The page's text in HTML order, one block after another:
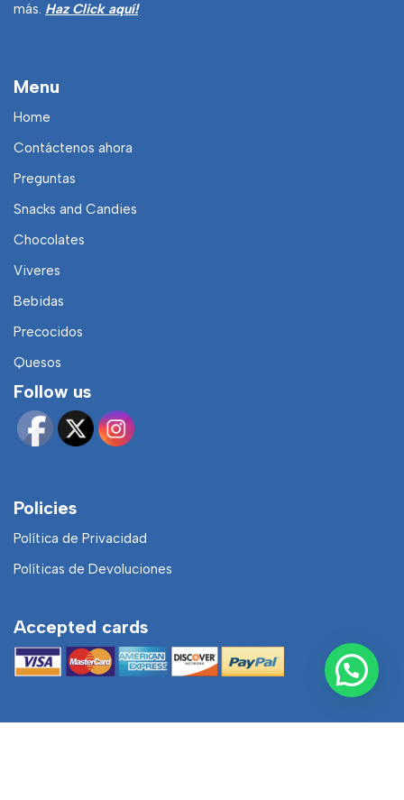
más. Haz Click aquí!
Menu
Home
Contáctenos ahora
Preguntas
Snacks and Candies
Chocolates
Viveres
Bebidas
Precocidos
Quesos
Follow us
Policies
Política de Privacidad
Políticas de Devoluciones
Accepted cards